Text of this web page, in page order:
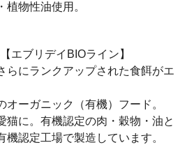
物性油使用。
【エブリデイBIOライン】
らにランクアップされた食餌がエ
オーガニック（有機）フード。
猫に。有機認定の肉・穀物・油と
機認定工場で製造しています。